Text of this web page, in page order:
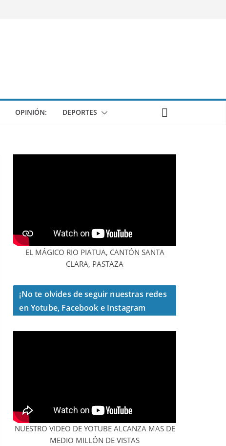
OPINIÓN: DEPORTES
EL MÁGICO RIO PIATUA, CANTÓN SANTA
CLARA, PASTAZA
¡No te olvides de seguir nuestras redes
en Yotube, Facebook e Instagram
NUESTRO VIDEO DE YOTUBE ALCANZA MAS DE
MEDIO MILLÓN DE VISTAS